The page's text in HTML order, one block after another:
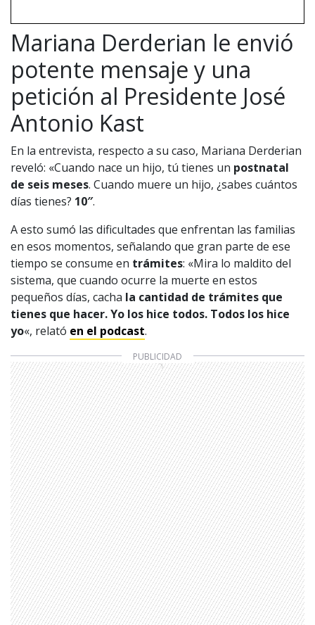
Mariana Derderian le envió
potente mensaje y una
petición al Presidente José
Antonio Kast
En la entrevista, respecto a su caso, Mariana Derderian
reveló: «Cuando nace un hijo, tú tienes un postnatal
de seis meses. Cuando muere un hijo, ¿sabes cuántos
días tienes? 10″.
A esto sumó las dificultades que enfrentan las familias
en esos momentos, señalando que gran parte de ese
tiempo se consume en trámites: «Mira lo maldito del
sistema, que cuando ocurre la muerte en estos
pequeños días, cacha la cantidad de trámites que
tienes que hacer. Yo los hice todos. Todos los hice
yo«, relató en el podcast.